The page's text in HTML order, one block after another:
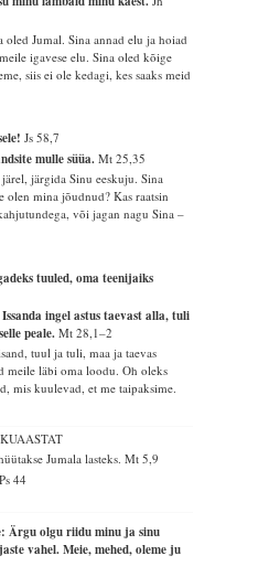
oled Jumal. Sina annad elu ja hoiad
igavese elu. Sina oled kõige
siis ei ole kedagi, kes saaks meid
Js 58,7
mulle süüa.Mt 25,35
järgida Sinu eeskuju. Sina
olen mina jõudnud? Kas raatsin
või jagan nagu Sina –
tuuled, oma teenijaiks
ingel astus taevast alla, tuli
peale.Mt 28,1–2
tuul ja tuli, maa ja taevas
meile läbi oma loodu. Oh oleks
mis kuulevad, et me taipaksime.
Jumala lasteks.Mt 5,9
44
Ärgu olgu riidu minu ja sinu
vahel. Meie, mehed, oleme ju